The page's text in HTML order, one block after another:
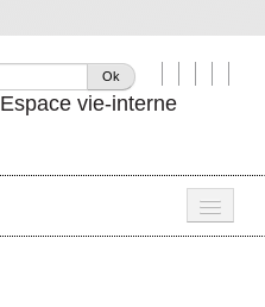
Ok
Espace vie-interne